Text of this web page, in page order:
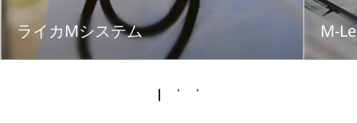
ライカMシステム M-